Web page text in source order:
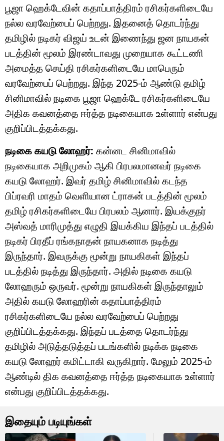
பூஜா ஹெக்டேவின் கதாப்பாத்திரம் ரசிகர்களிடையே
நல்ல வரவேற்பைப் பெற்றது. இதனைத் தொடர்ந்து
தமிழில் நடிகர் விஜய் உடன் இணைந்து ஜன நாயகன்
படத்தின் மூலம் இரண்டாவது முறையாக கூட்டணி
அமைத்த செய்தி ரசிகர்களிடையே மாபெரும்
வரவேற்பைப் பெற்றது. இந்த 2025-ம் ஆண்டு தமிழ்
சினிமாவில் நடிகை பூஜா ஹெக்டே ரசிகர்களிடையே
அதிக கவனத்தை ஈர்த்த நடிகையாக உள்ளார் என்பது
குறிப்பிடத்தக்கது.
நடிகை கயடு லோஹர்: கன்னட சினிமாவில்
நடிகையாக அறிமுகம் ஆகி பிரபலமானவர் நடிகை
கயடு லோஹர். இவர் தமிழ் சினிமாவில் கடந்த
பிப்ரவரி மாதம் வெளியான ட்ராகன் படத்தின் மூலம்
தமிழ் ரசிகர்களிடையே பிரபலம் ஆனார். இயக்குநர்
அஸ்வத் மாரிமுத்து எழுதி இயக்கிய இந்தப் படத்தில்
நடிகர் பிரதீப் ரங்கநாதன் நாயகனாக நடித்து
இருந்தார். இவருக்கு மூன்று நாயகிகள் இந்தப்
படத்தில் நடித்து இருந்தார். அதில் நடிகை கயடு
லோஹரும் ஒருவர். மூன்று நாயகிகள் இருந்தாலும்
அதில் கயடு லோஹரின் கதாப்பாத்திரம்
ரசிகர்களிடையே நல்ல வரவேற்பைப் பெற்றது
குறிப்பிடத்தக்கது. இந்தப் படத்தை தொடர்ந்து
தமிழில் அடுத்தடுத்தப் படங்களில் நடிக்க நடிகை
கயடு லோஹர் கமிட்டாகி வருகிறார். மேலும் 2025-ம்
ஆண்டில் திக கவனத்தை ஈர்த்த நடிகையாக உள்ளார்
என்பது குறிப்பிடத்தக்கது.
இதையும் படியுங்கள்